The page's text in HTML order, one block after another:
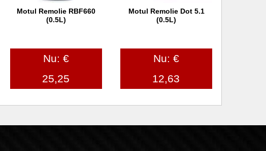
In winkelwagen
Motul Remolie RBF660
(0.5L)
Nu: €
25,25
In winkelwagen
Motul Remolie Dot 5.1
(0.5L)
Nu: €
12,63